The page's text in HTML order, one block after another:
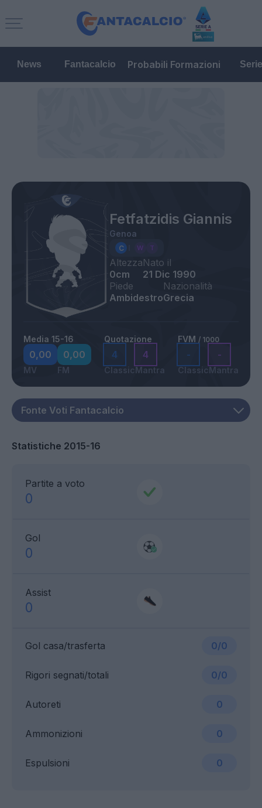
News Fantacalcio Probabili Formazioni
Fetfatzidis Giannis
Genoa
Altezza
0cm
Nato il
21 Dic 1990
Piede
Ambidestro
Nazionalità
Grecia
Media 15-16
0,00
MV
0,00
FM
Quotazione
4
Classic
4
Mantra
FVM / 1000
-
Classic
-
Mantra
Statistiche 2015-16
Partite a voto
0
Gol
0
Assist
0
Gol casa/trasferta 0/0
Ammonizioni 0
Rigori segnati/totali 0/0
Espulsioni 0
Autoreti 0